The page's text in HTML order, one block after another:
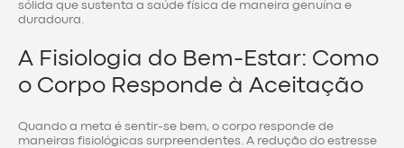
sólida que sustenta a saúde física de maneira genuína e
duradoura.
A Fisiologia do Bem-Estar: Como
o Corpo Responde à Aceitação
Quando a meta é sentir-se bem, o corpo responde de
maneiras fisiológicas surpreendentes. A redução do estresse